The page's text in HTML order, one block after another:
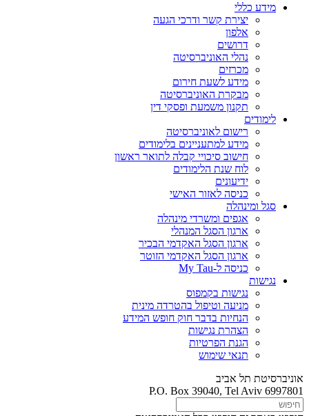
מידע כללי
יצירת קשר ודרכי הגעה
אלפון
דרושים
נהלי האוניברסיטה
מכרזים
מידע לשעת חירום
מבקרת האוניברסיטה
תקנון משמעת ופסקי דין
לימודים
רישום לאוניברסיטה
מידע למתעניינים בלימודים
חישוב סיכויי קבלה לתואר ראשון
לוח שנת הלימודים
ידיעונים
כניסה לאזור האישי
סגל ומינהלה
אגפים ומשרדי מינהלה
ארגון הסגל המנהלי
ארגון הסגל האקדמי הבכיר
ארגון הסגל האקדמי הזוטר
כניסה ל-My Tau
נגישות
נגישות בקמפוס
מניעה וטיפול בהטרדה מינית
הנחיות בדבר חוק חופש המידע
הצהרת נגישות
הגנת הפרטיות
תנאי שימוש
אוניברסיטת תל אביב
P.O. Box 39040, Tel Aviv 6997801